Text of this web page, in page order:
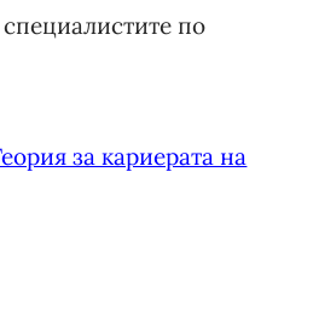
по
за кариерата на